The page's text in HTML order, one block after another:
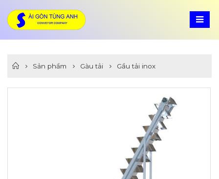
Sản phẩm Gàu tải Gầu tải inox